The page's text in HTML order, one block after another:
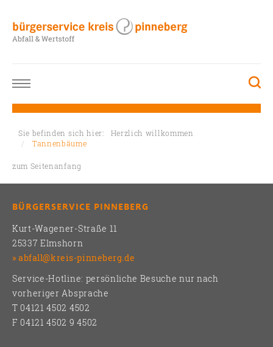
Sie befinden sich hier: Herzlich willkommen
Tannenbäume
zum Seitenanfang
BÜRGERSERVICE PINNEBERG
Kurt-Wagener-Straße 11
25337 Elmshorn
abfall@kreis-pinneberg.de
Service-Hotline: persönliche Besuche nur nach
vorheriger Absprache
T 04121 4502 4502
F 04121 4502 9 4502